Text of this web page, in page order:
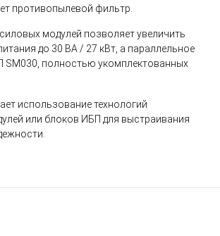
противопылевой фильтр.
модулей позволяет увеличить
до 30 ВА / 27 кВт, а параллельное
SM030, полностью укомплектованных
использование технологий
или блоков ИБП для выстраивания